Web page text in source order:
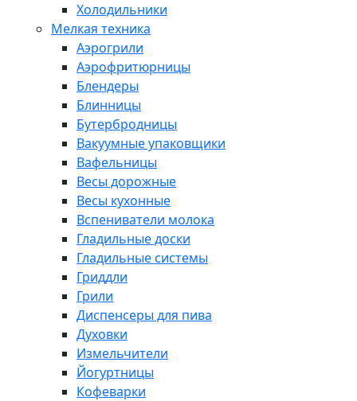
Холодильники
Мелкая техника
Аэрогрили
Аэрофритюрницы
Блендеры
Блинницы
Бутербродницы
Вакуумные упаковщики
Вафельницы
Весы дорожные
Весы кухонные
Вспениватели молока
Гладильные доски
Гладильные системы
Гриддли
Грили
Диспенсеры для пива
Духовки
Измельчители
Йогуртницы
Кофеварки